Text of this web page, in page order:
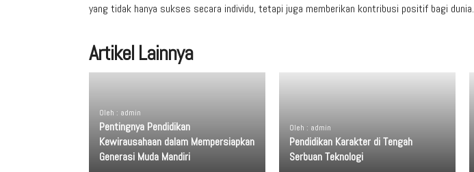
yang tidak hanya sukses secara individu, tetapi juga memberikan kontribusi positif bagi dunia.
Artikel Lainnya
Oleh : admin
Pentingnya Pendidikan
Kewirausahaan dalam Mempersiapkan
Generasi Muda Mandiri
Oleh : admin
Pendidikan Karakter di Tengah
Serbuan Teknologi